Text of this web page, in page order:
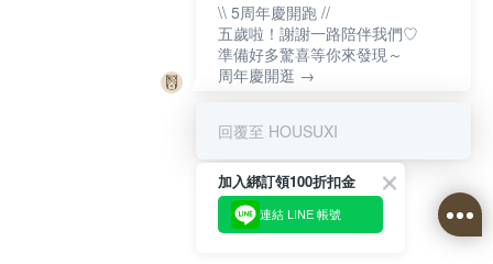
\\ 5周年慶開跑 //
五歲啦！謝謝一路陪伴我們♡
準備好多驚喜等你來發現～
周年慶開逛 →
回覆至 HOUSUXI
加入綁訂領100折扣金
連結 LINE 帳號